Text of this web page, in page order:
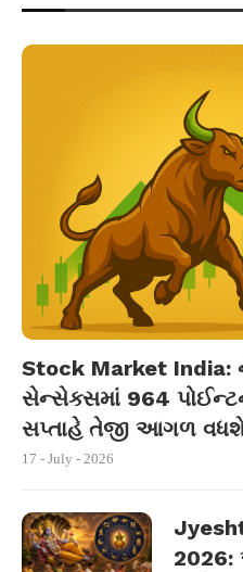
Stock Market India:
સેન્સેક્સમાં 964
સપ્તાહે તેજી આગળ
17 - July - 2026
2026: